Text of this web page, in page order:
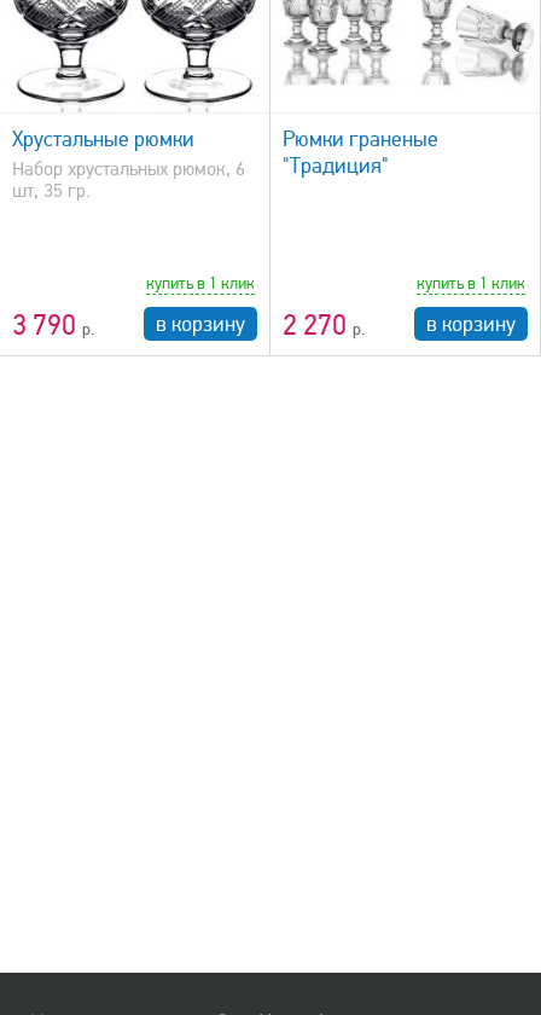
Хрустальные рюмки
Набор хрустальных рюмок, 6
шт, 35 гр.
3 790
купить в 1 клик
в корзину
быстрый просмотр
Рюмки граненые
"Традиция"
2 270
купить в 1 клик
в корзину